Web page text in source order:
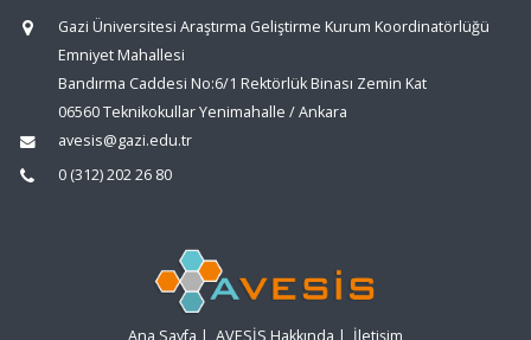
Gazi Üniversitesi Araştırma Geliştirme Kurum Koordinatörlüğü
Emniyet Mahallesi
Bandırma Caddesi No:6/1 Rektörlük Binası Zemin Kat
06560 Teknikokullar Yenimahalle / Ankara
avesis@gazi.edu.tr
0 (312) 202 26 80
Ana Sayfa | AVESİS Hakkında | İletişim